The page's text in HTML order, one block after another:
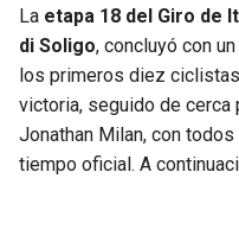
La etapa 18 del Giro de
di Soligo, concluyó con
los primeros diez
victoria, seguido de cerca
Jonathan Milan, con
tiempo oficial. A